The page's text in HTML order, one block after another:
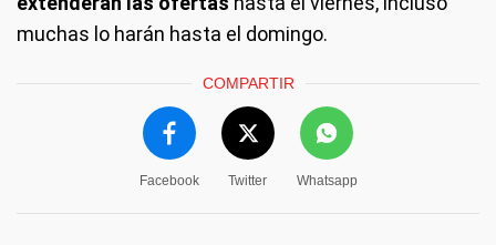
muchas lo harán hasta el domingo.
COMPARTIR
Facebook Twitter Whatsapp